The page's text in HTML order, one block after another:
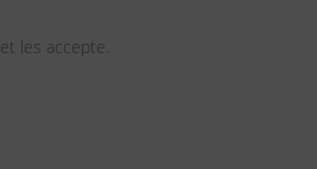
et les accepte.